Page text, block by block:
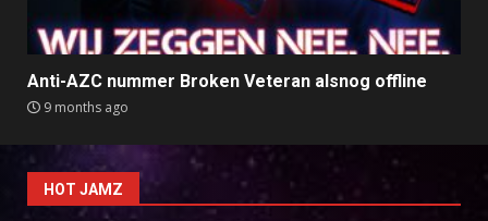
Anti-AZC nummer Broken Veteran alsnog offline
9 months ago
HOT JAMZ